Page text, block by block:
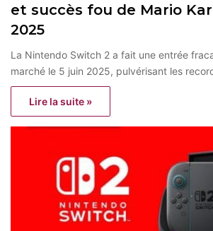
et succès fou de Mario
2025
La Nintendo Switch 2 a fait une entrée
marché le 5 juin 2025, pulvérisant les
Lire la suite »